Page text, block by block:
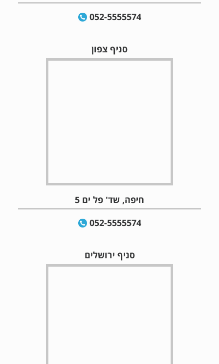
052-5555574
סניף צפון
חיפה, שד' פל ים 5
052-5555574
סניף ירושלים